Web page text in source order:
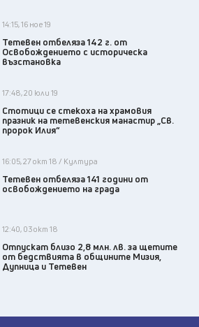
14:15, 16 ное 19
Тетевен отбеляза 142 г. от
Освобождението с историческа
възстановка
17:48, 20 юли 19
Стотици се стекоха на храмовия
празник на тетевенския манастир „Св.
пророк Илия“
16:05, 27 окт 18 / Култура
Тетевен отбеляза 141 години от
освобождението на града
12:40, 03 окт 18
Отпускат близо 2,8 млн. лв. за щетите
от бедствията в общините Мизия,
Дупница и Тетевен